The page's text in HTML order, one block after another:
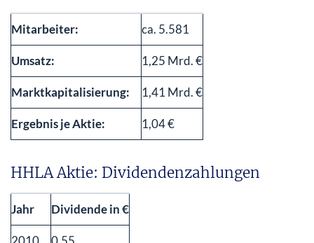
Mitarbeiter: ca. 5.581
Umsatz: 1,25 Mrd. €
Marktkapitalisierung: 1,41 Mrd. €
Ergebnis je Aktie: 1,04 €
HHLA Aktie: Dividendenzahlungen
Jahr Dividende in €